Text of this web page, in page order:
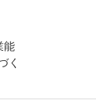
能
く